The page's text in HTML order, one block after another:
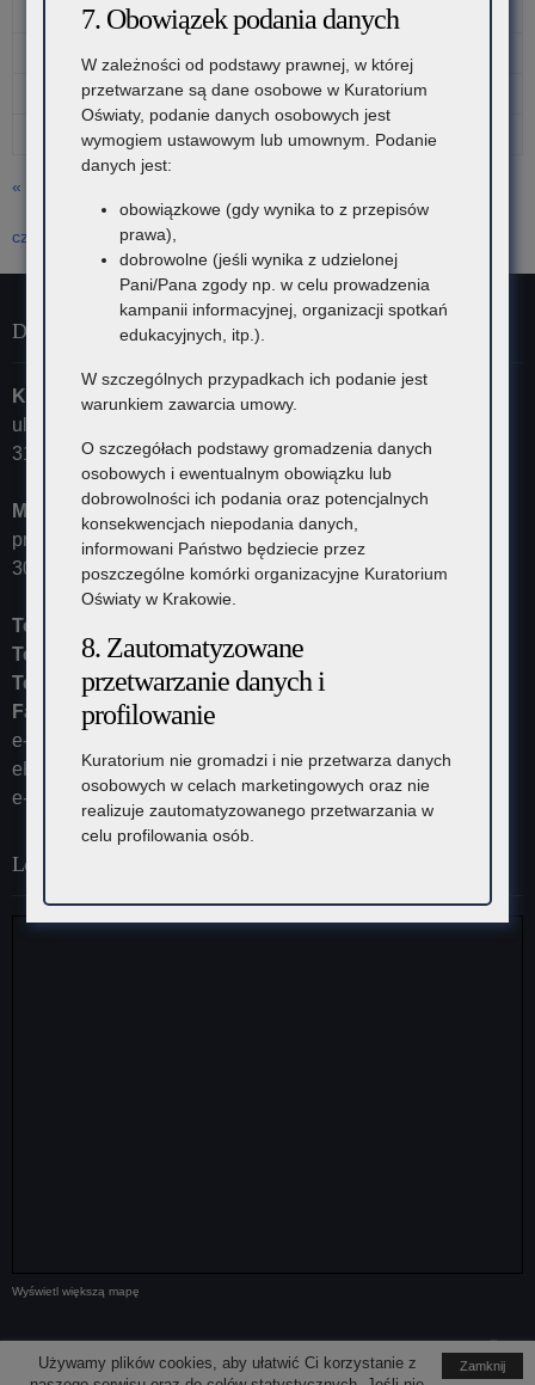
5 6 7 8
19 20 21 22 23
26 27 28 29 30
« kwi
cze »
Dane kontaktowe
Kuratorium Oświaty w Krakowie
ul. Szlak 73
31-153 Kraków
Małopolski Kurator Oświaty
przyjmuje ul. Kazimierza Morawskiego 5,
30-102 Kraków
Tel:
Tel:
12 448-11-15
Tel:
12 448-11-20
Fax:
12 448-11-62
e-mail:
ePUAP (adres skrytki): /KOKrakow/skrytka
e-Doręczenia: AE:PL-23387-37626-IRHSW-19
Lokalizacja
Wyświetl większą mapę
Media społecznościowe
7. Obowiązek podania danych
W zależności od podstawy prawnej, w której
przetwarzane są dane osobowe w Kuratorium
Oświaty, podanie danych osobowych jest
wymogiem ustawowym lub umownym. Podanie
danych jest:
obowiązkowe (gdy wynika to z przepisów
prawa),
dobrowolne (jeśli wynika z udzielonej
Pani/Pana zgody np. w celu prowadzenia
kampanii informacyjnej, organizacji spotkań
edukacyjnych, itp.).
W szczególnych przypadkach ich podanie jest
warunkiem zawarcia umowy.
O szczegółach podstawy gromadzenia danych
osobowych i ewentualnym obowiązku lub
dobrowolności ich podania oraz potencjalnych
konsekwencjach niepodania danych,
informowani Państwo będziecie przez
poszczególne komórki organizacyjne Kuratorium
Oświaty w Krakowie.
8. Zautomatyzowane
przetwarzanie danych i
profilowanie
Kuratorium nie gromadzi i nie przetwarza danych
osobowych w celach marketingowych oraz nie
realizuje zautomatyzowanego przetwarzania w
celu profilowania osób.
Zamknij
Używamy plików cookies, aby ułatwić Ci korzystanie z